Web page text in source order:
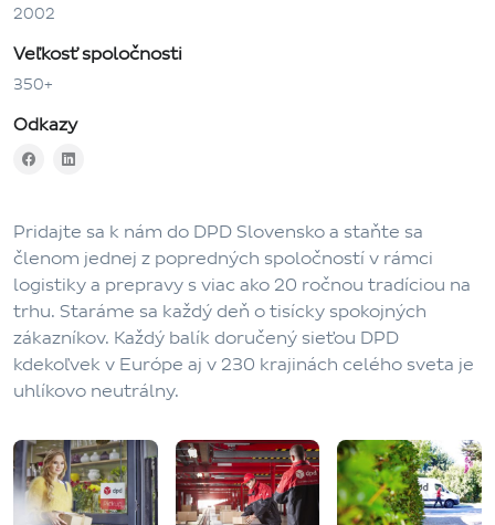
2002
Veľkosť spoločnosti
350+
Odkazy
Pridajte sa k nám do DPD Slovensko a staňte sa
členom jednej z popredných spoločností v rámci
logistiky a prepravy s viac ako 20 ročnou tradíciou na
trhu. Staráme sa každý deň o tisícky spokojných
zákazníkov. Každý balík doručený sieťou DPD
kdekoľvek v Európe aj v 230 krajinách celého sveta je
uhlíkovo neutrálny.